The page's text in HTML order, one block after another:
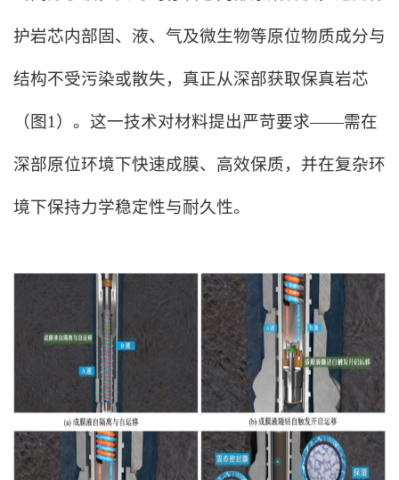
护岩芯内部固、液、气及微生物等原位物质成分与
结构不受污染或散失，真正从深部获取保真岩芯
（图1）。这一技术对材料提出严苛要求——需在
深部原位环境下快速成膜、高效保质，并在复杂环
境下保持力学稳定性与耐久性。